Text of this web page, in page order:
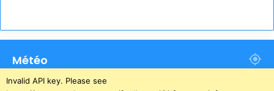
Météo
Invalid API key. Please see